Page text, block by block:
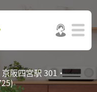
阪四宮駅 301・